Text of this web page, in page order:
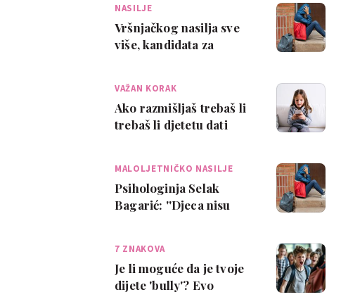
NASILJE
Vršnjačkog nasilja sve
više, kandidata za
VAŽAN KORAK
Ako razmišljaš trebaš li
trebaš li djetetu dati
MALOLJETNIČKO NASILJE
Psihologinja Selak
Bagarić: ''Djeca nisu
7 ZNAKOVA
Je li moguće da je tvoje
dijete 'bully'? Evo